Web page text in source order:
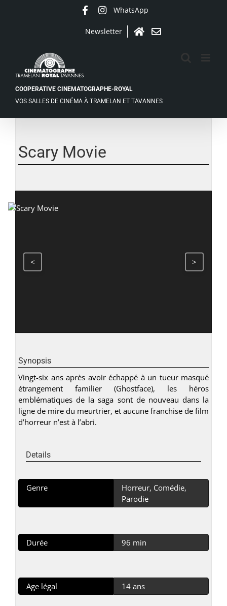
WhatsApp
Newsletter
AccueilContact
COOPERATIVE CINEMATOGRAPHE-ROYAL
VOS SALLES DE CINÉMA À TRAMELAN ET TAVANNES
agrandie
Scary Movie
< >
Synopsis
Vingt-six ans après avoir échappé à un tueur masqué
étrangement familier (Ghostface), les héros
emblématiques de la saga sont de nouveau dans la
ligne de mire du meurtrier, et aucune franchise de film
d’horreur n’est à l’abri.
Details
Genre
Horreur, Comédie,
Parodie
Durée 96 min
Age légal 14 ans